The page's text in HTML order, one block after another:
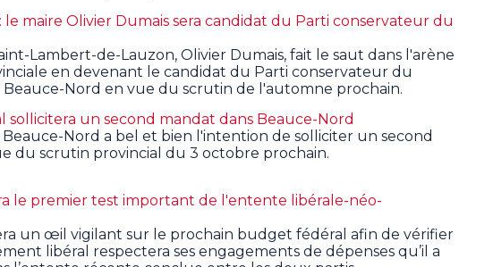
le maire Olivier Dumais sera candidat du Parti conservateur du
Lambert-de-Lauzon, Olivier Dumais, fait le saut dans l'arène
en devenant le candidat du Parti conservateur du
Nord en vue du scrutin de l'automne prochain.
sollicitera un second mandat dans Beauce-Nord
Nord a bel et bien l'intention de solliciter un second
du scrutin provincial du 3 octobre prochain.
le premier test important de l'entente libérale-néo-
un œil vigilant sur le prochain budget fédéral afin de vérifier
libéral respectera ses engagements de dépenses qu’il a